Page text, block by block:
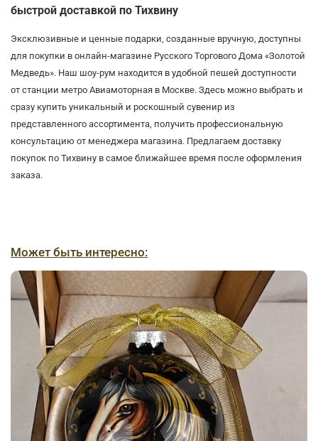
быстрой доставкой по Тихвину
Эксклюзивные и ценные подарки, созданные вручную, доступны
для покупки в онлайн-магазине Русского Торгового Дома «Золотой
Медведь». Наш шоу-рум находится в удобной пешей доступности
от станции метро Авиамоторная в Москве. Здесь можно выбрать и
сразу купить уникальный и роскошный сувенир из
представленного ассортимента, получить профессиональную
консультацию от менеджера магазина. Предлагаем доставку
покупок по Тихвину в самое ближайшее время после оформления
заказа.
Может быть интересно: